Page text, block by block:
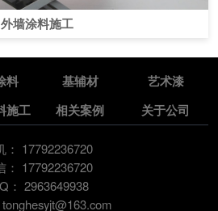
外墙涂料施工
料 基辅材
艺术漆
施工 相关案例 关于公司
： 17792236720
： 17792236720
： 2963649938
tonghesyjt@163.com